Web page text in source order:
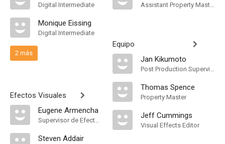
Digital Intermediate
Monique Eissing
Digital Intermediate
2 más
Efectos Visuales
Eugene Armencha
Supervisor de Efectos Visuales
Steven Addair
Assistant Property Master
Equipo
Jan Kikumoto
Post Production Supervisor
Thomas Spence
Property Master
Jeff Cummings
Visual Effects Editor